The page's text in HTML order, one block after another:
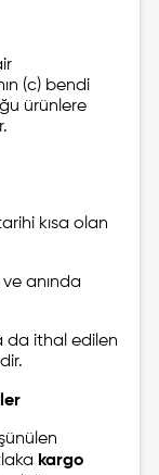
(c) bendi
ürünlere
kısa olan
anında
da ithal edilen
kargo